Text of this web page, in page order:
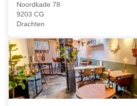
Noordkade 78
9203 CG
Drachten